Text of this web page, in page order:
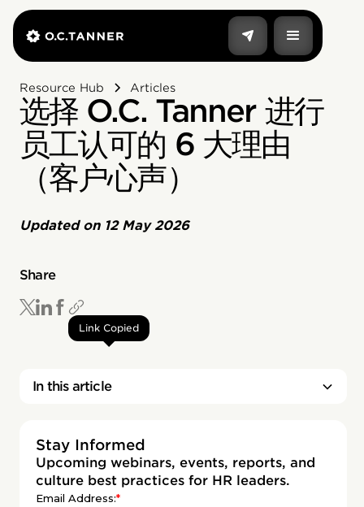
Resource Hub Articles
选择 O.C. Tanner 进行
员工认可的 6 大理由
（客户心声）
Updated on 12 May 2026
Share
Link Copied
In this article
Stay Informed
Upcoming webinars, events, reports, and
culture best practices for HR leaders.